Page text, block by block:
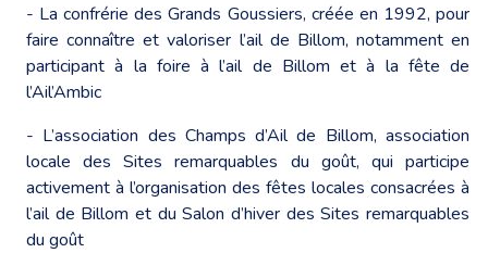
- La confrérie des Grands Goussiers, créée en 1992, pour
faire connaître et valoriser l’ail de Billom, notamment en
participant à la foire à l’ail de Billom et à la fête de
l’Ail’Ambic
- L’association des Champs d’Ail de Billom, association
locale des Sites remarquables du goût, qui participe
activement à l’organisation des fêtes locales consacrées à
l’ail de Billom et du Salon d’hiver des Sites remarquables
du goût